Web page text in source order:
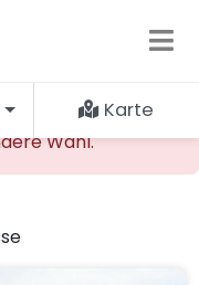
nicht gefunden
Wahl.
Karte